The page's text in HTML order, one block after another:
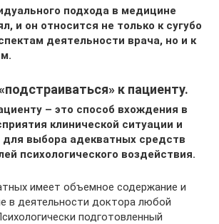
подхода в медицине
и он относится не только к сугубо
деятельности врача, но и к
к пациенту.
– это способ вхождения в
клинической ситуации и
для выбора адекватных средств
психологического воздействия.
имеет объемное содержание и
в деятельности доктора любой
подготовленный